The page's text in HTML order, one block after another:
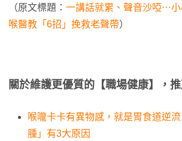
（原文標題： 一講話就累、聲音沙啞⋯
喉醫教「6招」挽救老聲帶）
關於維護更優質的【職場健康】，
喉嚨卡卡有異物感，就是胃食道逆
腫」有3大原因